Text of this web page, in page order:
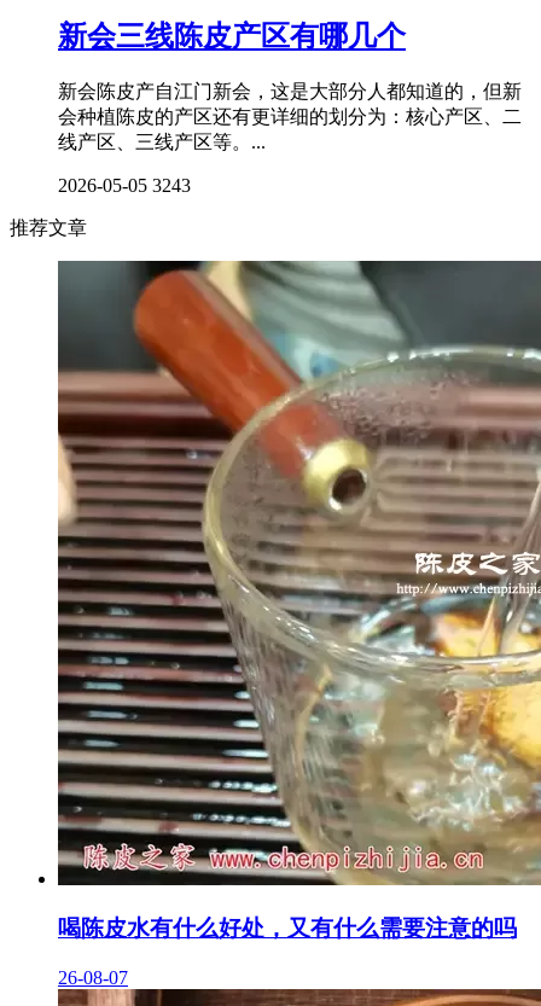
新会三线陈皮产区有哪几个
新会陈皮产自江门新会，这是大部分人都知道的，但新
会种植陈皮的产区还有更详细的划分为：核心产区、二
线产区、三线产区等。...
2026-05-05 3243
推荐文章
喝陈皮水有什么好处，又有什么需要注意的吗
26-08-07